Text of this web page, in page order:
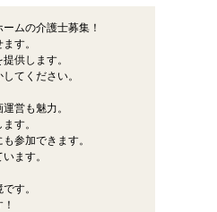
ムの介護士募集！
す。
供します。
てください。
営も魅力。
す。
参加できます。
ます。
す。